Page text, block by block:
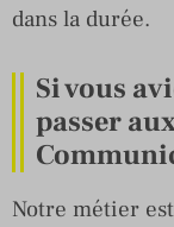
dans la durée.
Si vous
passer
Notre métier